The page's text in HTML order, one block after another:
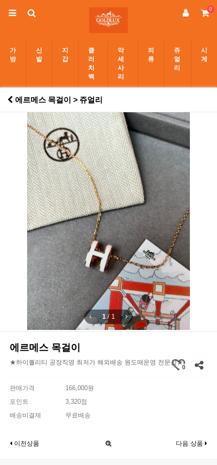
0
가
방
신
발
지
갑
클
러
치
백
악
세
사
리
의
류
쥬
얼
리
시
계
에르메스 목걸이 > 쥬얼리
1 / 1
에르메스 목걸이
★하이퀄리티 공장직영 최저가 해외배송 원도매운영 전문샵★
0
판매가격
166,000원
포인트
3,320점
배송비결제
무료배송
이전상품 다음 상품